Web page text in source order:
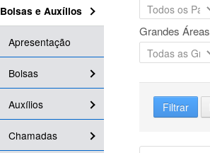
Bolsas e Auxílios
Apresentação
Bolsas
Auxílios
Chamadas
Grandes Áreas
Filtrar